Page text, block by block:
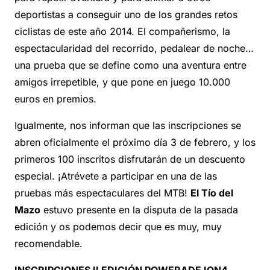
deportistas a conseguir uno de los grandes retos
ciclistas de este año 2014. El compañerismo, la
espectacularidad del recorrido, pedalear de noche…
una prueba que se define como una aventura entre
amigos irrepetible, y que pone en juego 10.000
euros en premios.
Igualmente, nos informan que las inscripciones se
abren oficialmente el próximo día 3 de febrero, y los
primeros 100 inscritos disfrutarán de un descuento
especial. ¡Atrévete a participar en una de las
pruebas más espectaculares del MTB! El Tío del
Mazo estuvo presente en la disputa de la pasada
edición y os podemos decir que es muy, muy
recomendable.